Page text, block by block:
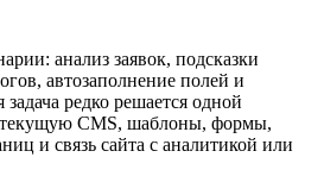
анализ заявок, подсказки
автозаполнение полей и
задача редко решается одной
CMS, шаблоны, формы,
и связь сайта с аналитикой или